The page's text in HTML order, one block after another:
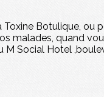
Botulique, ou
malades, quand
M Social Hotel